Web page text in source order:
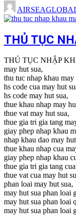
THỦ TỤC
THỦ TỤC NHẬP
may hut sua,
thu tuc nhap khau may
hs code cua may hut
hs code may hut sua,
thue khau nhap may
thue vat may hut sua,
thue gia tri gia tang
giay phep nhap khau
nhap khau dao may
thue khau nhap cua
giay phep nhap khau
thue gia tri gia tang
thue vat cua may hut
phan loai may hut sua,
may hut sua phan loai
may hut sua phan loai
may hut sua phan loai